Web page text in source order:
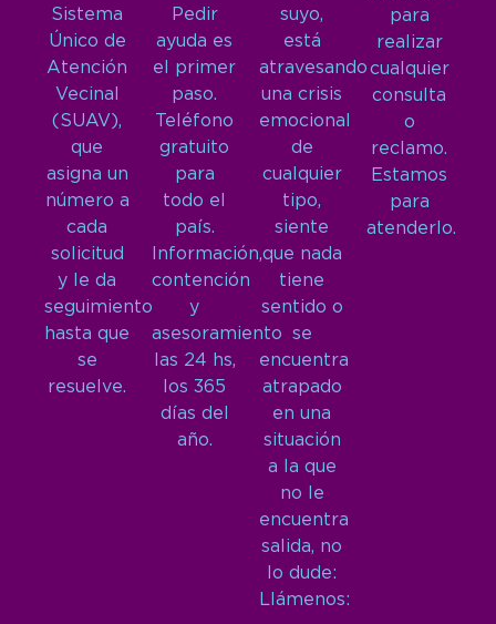
Sistema
Único de
Atención
Vecinal
(SUAV),
que
asigna un
número a
cada
solicitud
y le da
seguimiento
hasta que
se
resuelve.
Pedir
ayuda es
el primer
paso.
Teléfono
gratuito
para
todo el
país.
Información,
contención
y
asesoramiento
las 24 hs,
los 365
días del
año.
suyo,
está
atravesando
una crisis
emocional
de
cualquier
tipo,
siente
que nada
tiene
sentido o
se
encuentra
atrapado
en una
situación
a la que
no le
encuentra
salida, no
lo dude:
Llámenos:
para
realizar
cualquier
consulta
o
reclamo.
Estamos
para
atenderlo.